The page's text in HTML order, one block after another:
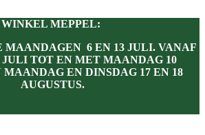
WINKEL MEPPEL:
MAANDAGEN 6 EN 13 JULI. VANAF
TOT EN MET MAANDAG 10
MAANDAG EN DINSDAG 17 EN 18
AUGUSTUS.